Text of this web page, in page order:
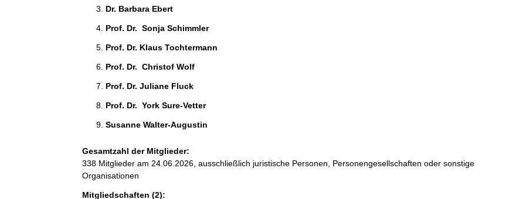
Dr. Barbara Ebert
Prof. Dr.  Sonja Schimmler
Prof. Dr. Klaus Tochtermann
Prof. Dr.  Christof Wolf
Prof. Dr. Juliane Fluck
Prof. Dr.  York Sure-Vetter
Susanne Walter-Augustin
Gesamtzahl der Mitglieder:
338 Mitglieder am 24.06.2026, ausschließlich juristische Personen, Personengesellschaften oder sonstige
Organisationen
Mitgliedschaften (2):